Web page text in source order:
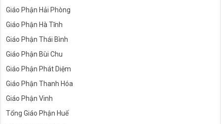
Giáo Phận Hải Phòng
Giáo Phận Hà Tĩnh
Giáo Phận Thái Bình
Giáo Phận Bùi Chu
Giáo Phận Phát Diệm
Giáo Phận Thanh Hóa
Giáo Phận Vinh
Tổng Giáo Phận Huế